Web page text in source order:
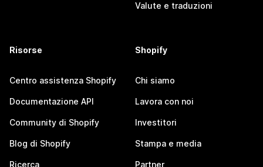
Valute e traduzioni
Risorse
Centro assistenza Shopify
Documentazione API
Community di Shopify
Blog di Shopify
Ricerca
Shopify
Chi siamo
Lavora con noi
Investitori
Stampa e media
Partner